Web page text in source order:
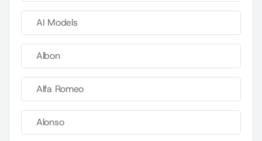
AI Models
Albon
Alfa Romeo
Alonso